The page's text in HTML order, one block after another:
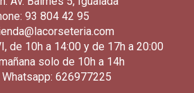
93 804 42 95
de 10h a 14:00 y de 17h a 20:00
solo de 10h a 14h
Whatsapp: 626977225